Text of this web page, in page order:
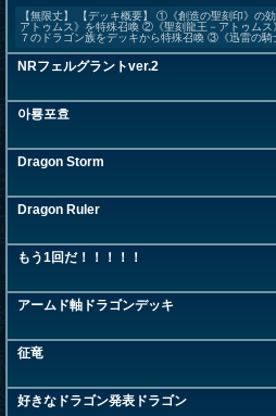
【無限丈】 【デッキ概要】 ①《創造の聖刻印》の
アトゥムス》を特殊召喚 ②《聖刻龍王－アトゥムス
７のドラゴン族をデッキから特殊召喚 ③《迅雷の騎
NRフェルグラントver.2
아룡포효
Dragon Storm
Dragon Ruler
もう1回だ！！！！！
アームド軸ドラゴンデッキ
征竜
好きなドラゴン発表ドラゴン